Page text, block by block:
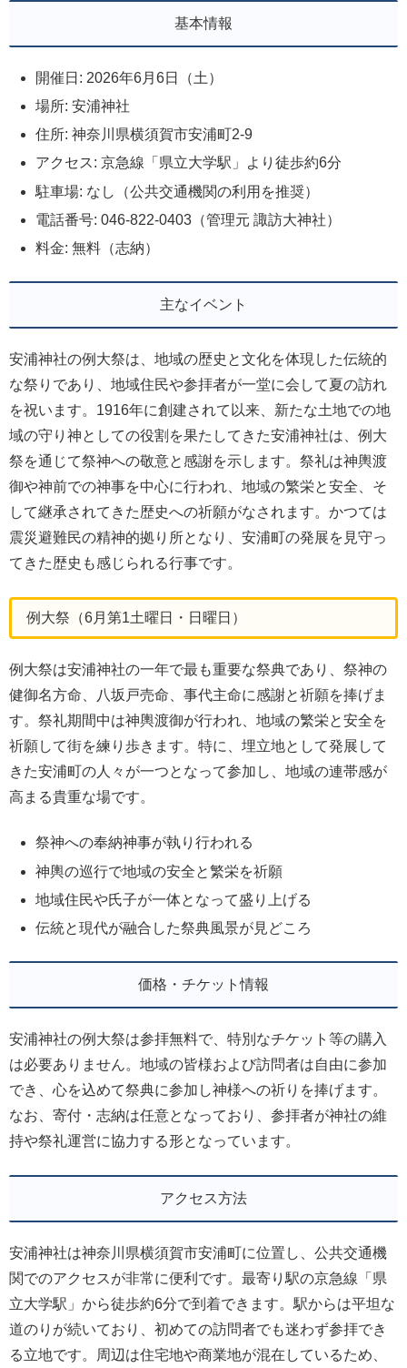
基本情報
開催日: 2026年6月6日（土）
場所: 安浦神社
住所: 神奈川県横須賀市安浦町2-9
アクセス: 京急線「県立大学駅」より徒歩約6分
駐車場: なし（公共交通機関の利用を推奨）
電話番号: 046-822-0403（管理元 諏訪大神社）
料金: 無料（志納）
主なイベント
安浦神社の例大祭は、地域の歴史と文化を体現した伝統的
な祭りであり、地域住民や参拝者が一堂に会して夏の訪れ
を祝います。1916年に創建されて以来、新たな土地での地
域の守り神としての役割を果たしてきた安浦神社は、例大
祭を通じて祭神への敬意と感謝を示します。祭礼は神輿渡
御や神前での神事を中心に行われ、地域の繁栄と安全、そ
して継承されてきた歴史への祈願がなされます。かつては
震災避難民の精神的拠り所となり、安浦町の発展を見守っ
てきた歴史も感じられる行事です。
例大祭（6月第1土曜日・日曜日）
例大祭は安浦神社の一年で最も重要な祭典であり、祭神の
健御名方命、八坂戸売命、事代主命に感謝と祈願を捧げま
す。祭礼期間中は神輿渡御が行われ、地域の繁栄と安全を
祈願して街を練り歩きます。特に、埋立地として発展して
きた安浦町の人々が一つとなって参加し、地域の連帯感が
高まる貴重な場です。
祭神への奉納神事が執り行われる
神輿の巡行で地域の安全と繁栄を祈願
地域住民や氏子が一体となって盛り上げる
伝統と現代が融合した祭典風景が見どころ
価格・チケット情報
安浦神社の例大祭は参拝無料で、特別なチケット等の購入
は必要ありません。地域の皆様および訪問者は自由に参加
でき、心を込めて祭典に参加し神様への祈りを捧げます。
なお、寄付・志納は任意となっており、参拝者が神社の維
持や祭礼運営に協力する形となっています。
アクセス方法
安浦神社は神奈川県横須賀市安浦町に位置し、公共交通機
関でのアクセスが非常に便利です。最寄り駅の京急線「県
立大学駅」から徒歩約6分で到着できます。駅からは平坦な
道のりが続いており、初めての訪問者でも迷わず参拝でき
る立地です。周辺は住宅地や商業地が混在しているため、